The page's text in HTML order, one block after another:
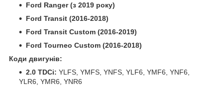
Ford Ranger (з 2019 року)
Ford Transit (2016-2018)
Ford Transit Custom (2016-2019)
Ford Tourneo Custom (2016-2018)
Коди двигунів:
2.0 TDCi: YLFS, YMFS, YNFS, YLF6, YMF6, YNF6,
YLR6, YMR6, YNR6